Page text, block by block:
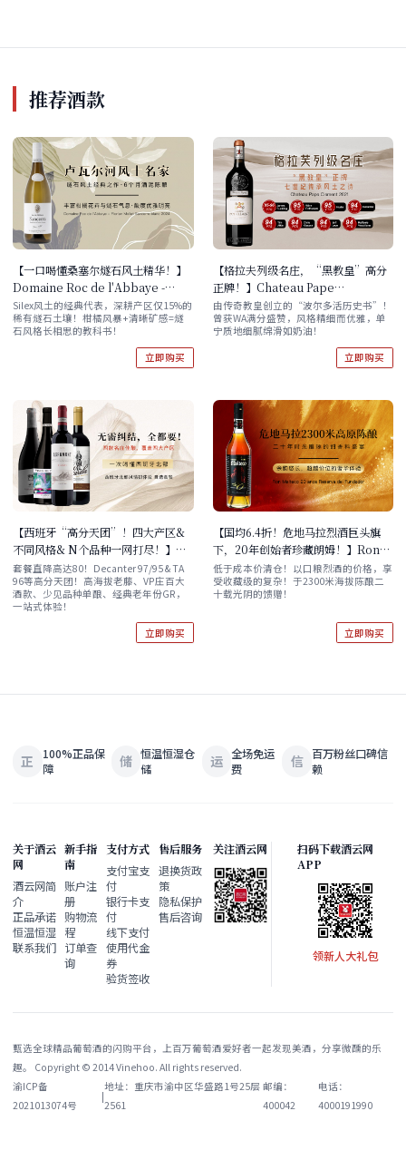
推荐酒款
【一口喝懂桑塞尔燧石风土精华！】
Domaine Roc de l'Abbaye -
Florian Mollet Sancerre Blanc
2024
Silex风土的经典代表，深耕产区仅15%的
稀有燧石土壤！柑橘风暴+清晰矿感=燧
石风格长相思的教科书！
立即购买
【格拉夫列级名庄，“黑教皇”高分
正牌！】Chateau Pape
Clement 2021
由传奇教皇创立的“波尔多活历史书”！
曾获WA满分盛赞，风格精细而优雅，单
宁质地细腻绵滑如奶油！
立即购买
【西班牙“高分天团”！四大产区&
不同风格& N个品种一网打尽！】西
班牙北部风情初体验 自选套餐
套餐直降高达80！Decanter 97/95 & TA
96等高分天团！高海拔老藤、VP庄百大
酒款、少见品种单酿、经典老年份GR，
一站式体验！
立即购买
【国均6.4折！危地马拉烈酒巨头旗
下，20年创始者珍藏朗姆！】Ron
Malteco 20 anos Reserva del
Fundador 单支/双支
低于成本价清仓！以口粮烈酒的价格，享
受收藏级的复杂！于2300米海拔陈酿二
十载光阴的馈赠！
立即购买
正
100%正品保
障
储 恒温恒湿仓
储
运 全场免运
费
信 百万粉丝口碑信
赖
关于酒云
网
酒云网简
介
正品承诺
恒温恒湿
联系我们
新手指
南
账户注
册
购物流
程
订单查
询
支付方式
支付宝支
付
银行卡支
付
线下支付
使用代金
券
验货签收
售后服务
退换货政
策
隐私保护
售后咨询
关注酒云网
扫码下载酒云网
APP
领新人大礼包
甄选全球精品葡萄酒的闪购平台，上百万葡萄酒爱好者一起发现美酒，分享微醺的乐
趣。 Copyright © 2014 Vinehoo. All rights reserved.
渝ICP备
2021013074号
|
地址：重庆市渝中区华盛路1号25层
2561
邮编：
400042
电话：
4000191990